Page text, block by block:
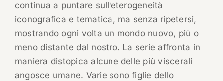
continua a puntare sull’eterogeneità
iconografica e tematica, ma senza ripetersi,
mostrando ogni volta un mondo nuovo, più o
meno distante dal nostro. La serie affronta in
maniera distopica alcune delle più viscerali
angosce umane. Varie sono figlie dello